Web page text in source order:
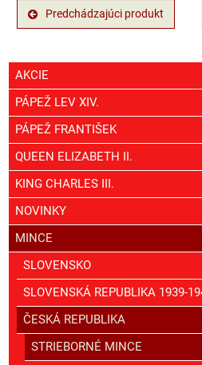
Predchádzajúci produkt
AKCIE
PÁPEŽ LEV XIV.
PÁPEŽ FRANTIŠEK
QUEEN ELIZABETH II.
KING CHARLES III.
NOVINKY
MINCE
SLOVENSKO
SLOVENSKÁ REPUBLIKA 1939-
ČESKÁ REPUBLIKA
STRIEBORNÉ MINCE